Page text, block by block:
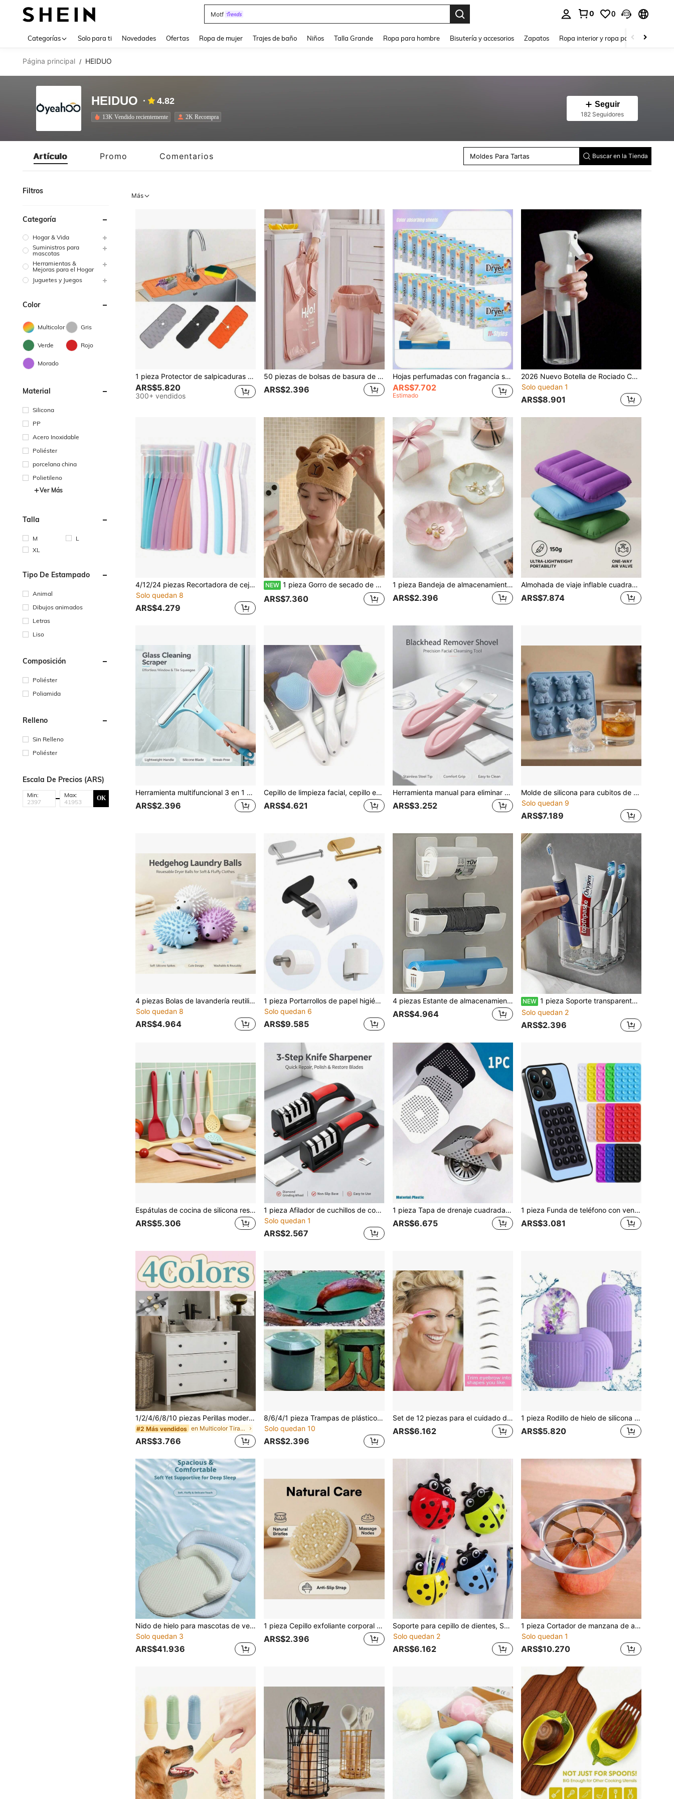
Campera
0 0
Categorías Solo para ti Novedades Ofertas Ropa de mujer Trajes de baño Niños Talla Grande Ropa para hombre Bisutería y accesorios Zapatos Ropa interior y ropa para dormir
Página principal / HEIDUO
HEIDUO 4.82
13K Vendido recientemente 2K Recompra
Seguir
182 Seguidores
Artículo Promo Comentarios
Estantes Y Soportes
Moldes Para Tartas
Otros Utensilios De Cocina
Buscar en la Tienda
Filtros
Categoría
Hogar & Vida
Suministros para
mascotas
Herramientas &
Mejoras para el Hogar
Juguetes y Juegos
Color
Multicolor Gris
Verde Rojo
Morado
Material
Silicona
PP
Acero Inoxidable
Poliéster
porcelana china
Polietileno
Ver Más
Talla
M
L
XL
Tipo De Estampado
Animal
Dibujos animados
Letras
Liso
Composición
Poliéster
Poliamida
Relleno
Sin Relleno
Poliéster
Escala De Precios (ARS)
Min: Max: OK
Más
1 pieza Protector de salpicaduras de grifo de silicona gruesa, alfombrilla de salpicaduras de fregadero - Diseño grueso y duradero, apto para fregaderos de cocina y baño, plato de jabón de silicona con orificio de drenaje - Antisalpicaduras, apto para encimeras de fregaderos de cocina y baño, decoración del hogar, accesorios de cocina
ARS$5.820
300+ vendidos
50 piezas de bolsas de basura de plástico estilo delantal reforzadas y grandes, a prueba de fugas y resistentes a desgarros, material de polietileno duradero, multiusos, adecuadas para cocina, baño, sala de estar, se pueden usar como bolsas de basura del hogar y bolsas de residuos de cocina
ARS$2.396
Hojas perfumadas con fragancia suavizante de plantas naturales, paquete grande, suaviza las telas, reduce la estática, hojas de secadora, suavizante de telas, complemento para la colada, hojas aromáticas eliminadoras de olores, hojas perfumadas antiestáticas de larga duración para la colada
ARS$7.702
Estimado
2026 Nuevo Botella de Rociado Continuo - Botella de Rociado de Agua de Niebla Ultra Fina, Adecuada para Cabello, Limpieza del Hogar, Plantas, Artículos del Hogar (1 Pieza), Botella de Rociado para Plancha de Vapor de Mano, Limpiador Líquido Sencillo para Baño, Botella de Rociado de Limpieza, Rociador Facial de Niebla Fina, Botella de Rociado de Alcohol Miniatura, Envase de Tónico, Botella de Rociado para Baño, Decoración de Baño del Hogar, Verano
Solo quedan 1
ARS$8.901
4/12/24 piezas Recortadora de cejas y afeitadora de , herramientas exfoliantes y depilatorias, afeitadora de cejas y rostro, herramientas depilatorias multicolor, set de herramientas para dar forma a las cejas para principiantes
Solo quedan 8
ARS$4.279
NEW 1 pieza Gorro de secado de cabello de felpa de capibara de dibujos animados lindo, gorro de baño de felpa de coral absorbente y de secado rápido, toalla de cabello linda para mujer, decoración de baño para el hogar, verano regreso a la escuela
ARS$7.360
1 pieza Bandeja de almacenamiento de joyas de cerámica elegante con forma de hoja de loto, puede almacenar aretes, anillos, llaves y accesorios pequeños, regalo perfecto para cumpleaños o Año Nuevo, también adecuado como almacenamiento de escritorio o regalo del Día de San Valentín. Bandeja de joyas con forma de flor de cerámica, adecuada para almacenar anillos, collares, pulseras, aretes, se puede usar como plato de exhibición de joyas, plato decorativo, bandeja de entrada, blanco, regalo perfecto de vuelta a la escuela para mujeres.
ARS$2.396
Almohada de viaje inflable cuadrada - Soporte de cuello para coche y avión, también funciona como cojín lumbar, adecuada para vuelos largos y viajes por carretera, accesorio de aviación cómodo, equipo de viaje elegante, material inflable duradero
ARS$7.874
Herramienta multifuncional 3 en 1 para limpieza de vidrio con función de rociado, equipo de limpieza de ventanas, azulejos, parabrisas y espejos de mano, adecuado para el hogar y el baño, rociador de líquido, rasqueta, cepillo de limpieza, hoja de rasqueta de mano, limpiador de espejos de baño
ARS$2.396
Cepillo de limpieza facial, cepillo exfoliante de limpieza profunda de poros, eliminación de puntos negros, cepillo removedor de maquillaje de cerdas suaves, herramienta de limpieza facial, cepillo de limpieza con forma de pata de gato
ARS$4.621
Herramienta manual para eliminar puntos negros, herramienta de limpieza de poros, raspador de poros profundos, extractor de puntos negros, extractor de acné, eliminador de espinillas, herramienta de limpieza facial, herramienta de cuidado de belleza, cepillo de cuidado de la piel no eléctrico, agarre delgado y cómodo
ARS$3.252
Molde de silicona para cubitos de hielo con forma de vaca de las Tierras Altas, de 6 cavidades y 15 cm de diámetro. Molde 3D con forma de vaca adorable, reutilizable para whisky, cócteles, café, cerveza, bebidas, postres, suministros para fiestas y regalos para amantes de las vacas. Fácil de liberar, apto para lavavajillas y adecuado para decoración de Pascua y días festivos.
Solo quedan 9
ARS$7.189
4 piezas Bolas de lavandería reutilizables con forma de erizo - Ayudantes de lavandería de plástico lindos anti-enredos y anti-arrugas, adecuados para lavadora y secadora, limpieza suave, color aleatorio, accesorios de lavandería, diseño divertido, material de plástico duradero, superficie texturizada, ayuda a dispersar la ropa, reduce el enredo, asiste en la limpieza y protege las fibras de la tela, lavandería fácil
Solo quedan 8
ARS$4.964
1 pieza Portarrollos de papel higiénico sin taladro, estantería autoadhesiva para papel higiénico, portarrollos de papel de acero inoxidable, caja de papel de cocina minimalista de plástico, estantería absorbente para papel de cocina, portarrollos de papel de baño, colgante de baño negro/plateado/dorado, sin taladro, montado en la pared, estantería de almacenamiento de baño, accesorios de ferretería de baño, decoración de baño, almacenamiento de papel de cocina para vuelta al colegio
Solo quedan 6
ARS$9.585
4 piezas Estante de almacenamiento para bolsas de basura sin perforar, estante de almacenamiento ajustable para la cocina, adecuado para bolsas de basura, película envolvente, paraguas, estante de almacenamiento para rodillo de cocina, estante para película envolvente, estante de cocina, estante de almacenamiento del fregadero, organizador de cocina para armario, almacenamiento y organización de cocina, pequeños utensilios de cocina, contenedor de almacenamiento de cocina, regalo del Día de la Madre
ARS$4.964
NEW 1 pieza Soporte transparente para cepillo de dientes, estante de almacenamiento dividido montado en la pared, accesorio de almacenamiento multifuncional para el baño, caja de almacenamiento creativa sin taladro para el baño, se usa para almacenar cepillos de dientes, peines y máquinas de afeitar, decoración del baño del hogar
Solo quedan 2
ARS$2.396
Espátulas de cocina de silicona resistentes al calor y antiadherentes, cuchara de sopa de silicona de 8 pulgadas (20.5 cm), cuchara de mezcla, cucharón de sopa, paleta de arroz, cucharas de comedor para adultos, utensilios de cocina para revolver, hornear y servir
ARS$5.306
1 pieza Afilador de cuchillos de cocina rápido, sistema de afilado de 4/3 etapas, afilado rápido y eficiente, herramienta de mantenimiento, afilado y pulido, mango antideslizante, fácil de usar, acabado de superficie negro y rojo, apto para cuchillos de acero y cerámica, afilador de cuchillos
Solo quedan 1
ARS$2.567
1 pieza Tapa de drenaje cuadrada de silicona con ventosa, filtro atrapa cabello para prevenir obstrucciones en el drenaje del baño y la cocina, adecuado para bañera y ducha, decoración del baño del hogar, útiles escolares
ARS$6.675
1 pieza Funda de teléfono con ventosa de silicona, Soporte de teléfono pegajoso Octobuddy, adecuado para teléfonos inteligentes
ARS$3.081
1/2/4/6/8/10 piezas Perillas modernas de gabinete en negro mate, dorado, plateado, cobre - Tiradores de cajón de barra en T de aluminio y de un solo orificio, adecuados para cocina y baño - Accesorios de decoración del hogar de moda, accesorios de cocina | Accesorios exquisitos | Duraderos, perillas y tiradores de gabinete de cocina
#2 Más vendidos en Multicolor Tiradores de gabinete
ARS$3.766
8/6/4/1 pieza Trampas de plástico para caracoles y babas con diseño de tapa, sin químicos, sin baterías, control de plagas práctico para jardines, huertos de verduras y granjas, jardinería al aire libre, solución no química, esencial para entusiastas de la jardinería doméstica
Solo quedan 10
ARS$2.396
Set de 12 piezas para el cuidado de cejas, rostro y Body de mujeres, que incluye navaja, herramientas de maquillaje, depiladora, recortadora de cabello, con caja de almacenamiento
ARS$6.162
1 pieza Rodillo de hielo de silicona reutilizable para rostro y ojos - Herramienta de cuidado facial, reduce poros, disminuye el acné, calma y ilumina la piel, diseño a prueba de fugas, adecuado para cuidado SPA en casa
ARS$5.820
Nido de hielo para mascotas de verano, almohada de frijol de hielo, alfombra transpirable para perros, nuevo nido de hielo 3D para mascotas, almohadilla de enfriamiento, adecuado para perros pequeños y medianos, cama cuadrada para perros, cama cómoda para mascotas, estilo minimalista, plateado, azul claro, rosa claro, regalo ideal
Solo quedan 3
ARS$41.936
1 pieza Cepillo exfoliante corporal de cerdas naturales de jabalí, cepillo corporal seco de madera natural redondo de 10.5x10.5cm, adecuado para desintoxicación linfática y reducción de celulitis, exfoliación y limpieza del baño, esencial para la vuelta a la escuela
ARS$2.396
Soporte para cepillo de dientes, Soporte para cepillo de dientes con patrón de mariquita, Estante de almacenamiento de cepillo de dientes montado en la pared, Caja de almacenamiento de baño con ventosa, Soporte multifuncional para pasta de dientes y cepillo de dientes, Estante de almacenamiento de brochas de maquillaje y peine montado en la pared
Solo quedan 2
ARS$6.162
1 pieza Cortador de manzana de acero inoxidable, descorazonador de frutas de cocina, cortador de frutas creativo, divisor, pelador, descorazonador, cortador de frutas multifuncional, herramienta reutilizable para cortar frutas de cocina
Solo quedan 1
ARS$10.270